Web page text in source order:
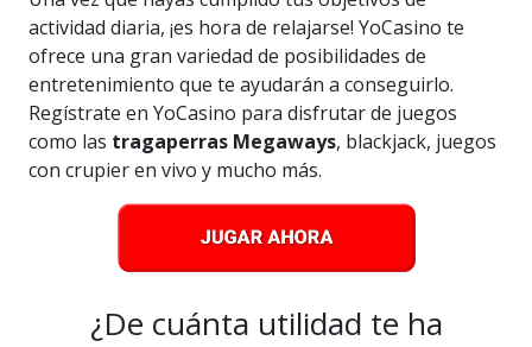
actividad diaria, ¡es hora de relajarse! YoCasino te
ofrece una gran variedad de posibilidades de
entretenimiento que te ayudarán a conseguirlo.
Regístrate en YoCasino para disfrutar de juegos
como las tragaperras Megaways, blackjack, juegos
con crupier en vivo y mucho más.
¿De cuánta utilidad te ha